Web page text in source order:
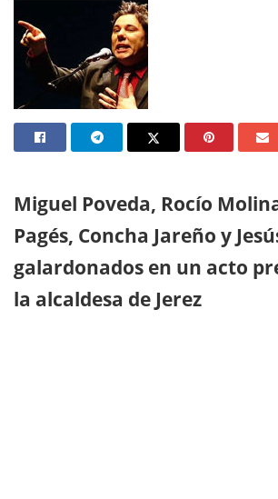
Miguel Poveda, Rocío
Pagés, Concha Jareño y
galardonados en un acto
la alcaldesa de Jerez